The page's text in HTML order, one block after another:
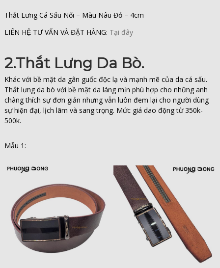
Thắt Lưng Cá Sấu Nối – Màu Nâu Đỏ – 4cm
LIÊN HỆ TƯ VẤN VÀ ĐẶT HÀNG: Tại đây
2.Thắt Lưng Da Bò.
Khác với bề mặt da gân guốc độc lạ và mạnh mẽ của da cá sấu.
Thắt lưng da bò với bề mặt da láng mịn phù hợp cho những anh
chàng thích sự đơn giản nhưng vẫn luôn đem lại cho người dùng
sự hiện đại, lịch lãm và sang trọng. Mức giá dao động từ 350k-
500k.
Mẫu 1: